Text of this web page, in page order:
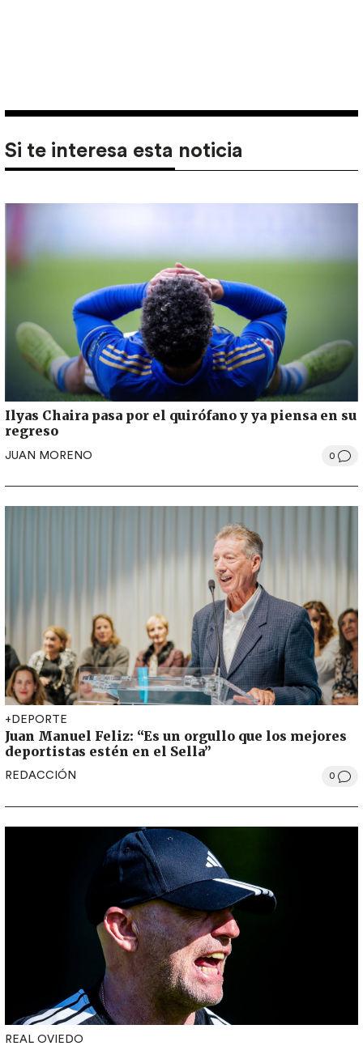
Si te interesa esta noticia
Ilyas Chaira pasa por el quirófano y ya piensa en su
regreso
JUAN MORENO 0
+DEPORTE
Juan Manuel Feliz: “Es un orgullo que los mejores
deportistas estén en el Sella”
REDACCIÓN 0
REAL OVIEDO